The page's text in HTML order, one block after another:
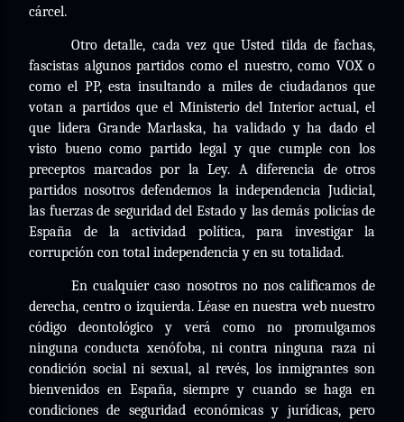
cárcel.
Otro detalle, cada vez que Usted tilda de fachas,
fascistas algunos partidos como el nuestro, como VOX o
como el PP, esta insultando a miles de ciudadanos que
votan a partidos que el Ministerio del Interior actual, el
que lidera Grande Marlaska, ha validado y ha dado el
visto bueno como partido legal y que cumple con los
preceptos marcados por la Ley. A diferencia de otros
partidos nosotros defendemos la independencia Judicial,
las fuerzas de seguridad del Estado y las demás policías de
España de la actividad política, para investigar la
corrupción con total independencia y en su totalidad.
En cualquier caso nosotros no nos calificamos de
derecha, centro o izquierda. Léase en nuestra web nuestro
código deontológico y verá como no promulgamos
ninguna conducta xenófoba, ni contra ninguna raza ni
condición social ni sexual, al revés, los inmigrantes son
bienvenidos en España, siempre y cuando se haga en
condiciones de seguridad económicas y jurídicas, pero